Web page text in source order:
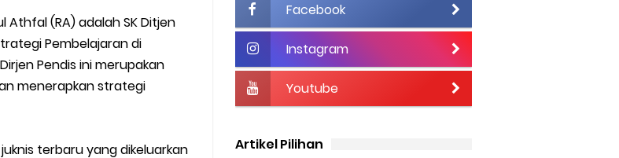
Baru
di Madrasah
(RA) adalah SK Ditjen
Pembelajaran di
Pendis ini merupakan
menerapkan strategi
terbaru yang dikeluarkan
Facebook
Instagram
Youtube
Artikel Pilihan